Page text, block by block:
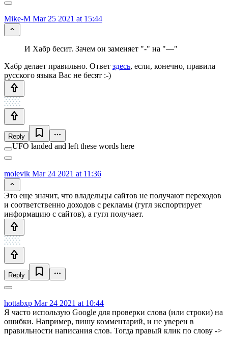
Mike-M Mar 25 2021 at 15:44
И Хабр бесит. Зачем он заменяет "-" на "—"
Хабр делает правильно. Ответ здесь, если, конечно, правила
русского языка Вас не бесят :-)
Reply
UFO landed and left these words here
molevik Mar 24 2021 at 11:36
Это еще значит, что владельцы сайтов не получают переходов
и соответственно доходов с рекламы (гугл экспортирует
информацию с сайтов), а гугл получает.
Reply
hottabxp Mar 24 2021 at 10:44
Я часто использую Google для проверки слова (или строки) на
ошибки. Например, пишу комментарий, и не уверен в
правильности написания слов. Тогда правый клик по слову ->